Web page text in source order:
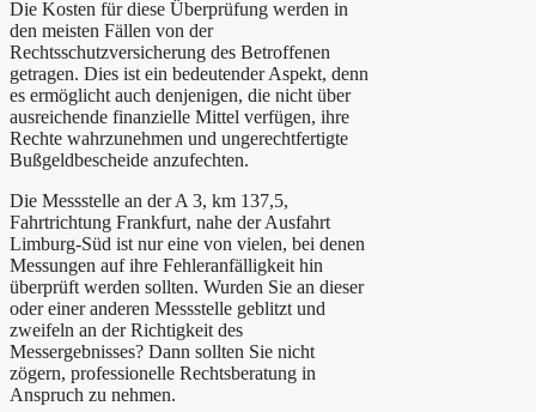
Die Kosten für diese Überprüfung werden in
den meisten Fällen von der
Rechtsschutzversicherung des Betroffenen
getragen. Dies ist ein bedeutender Aspekt, denn
es ermöglicht auch denjenigen, die nicht über
ausreichende finanzielle Mittel verfügen, ihre
Rechte wahrzunehmen und ungerechtfertigte
Bußgeldbescheide anzufechten.
Die Messstelle an der A 3, km 137,5,
Fahrtrichtung Frankfurt, nahe der Ausfahrt
Limburg-Süd ist nur eine von vielen, bei denen
Messungen auf ihre Fehleranfälligkeit hin
überprüft werden sollten. Wurden Sie an dieser
oder einer anderen Messstelle geblitzt und
zweifeln an der Richtigkeit des
Messergebnisses? Dann sollten Sie nicht
zögern, professionelle Rechtsberatung in
Anspruch zu nehmen.